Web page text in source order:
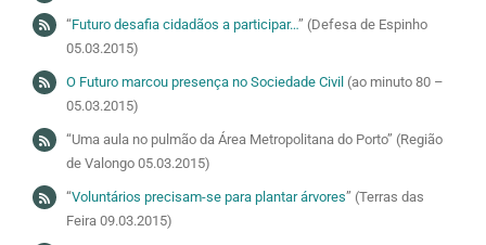
“Futuro desafia cidadãos a participar…” (Defesa de Espinho
05.03.2015)
O Futuro marcou presença no Sociedade Civil (ao minuto 80 –
05.03.2015)
“Uma aula no pulmão da Área Metropolitana do Porto” (Região
de Valongo 05.03.2015)
“Voluntários precisam-se para plantar árvores” (Terras das
Feira 09.03.2015)